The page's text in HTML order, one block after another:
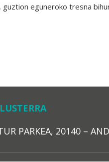
guztion eguneroko tresna
PARKEA, 20140 –